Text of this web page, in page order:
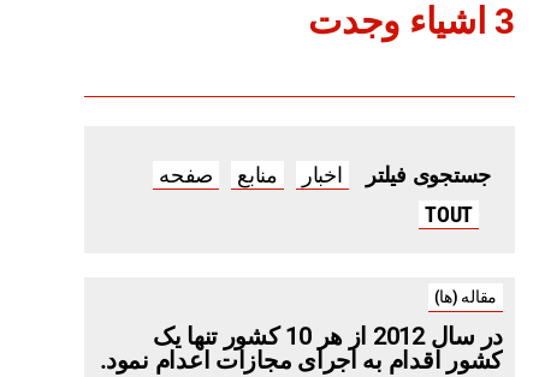
3 اشياء وجدت
جستجوی فیلتر اخبار منابع
صفحه
TOUT
مقاله (ها)
در سال 2012 از هر 10 کشور تنها یک
کشور اقدام به اجرای مجازات اعدام نمود.